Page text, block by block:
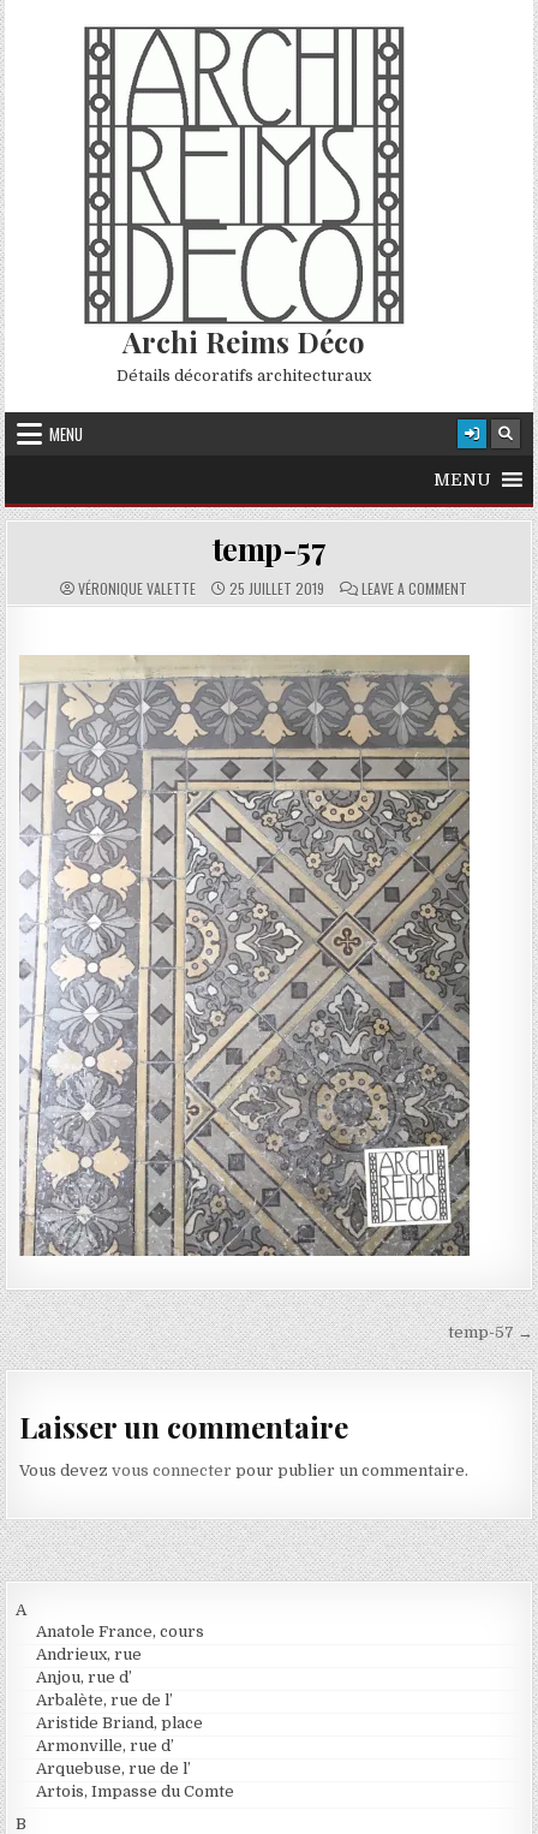
Skip to content
Archi Reims Déco
Détails décoratifs architecturaux
MENU
MENU
temp-57
AUTHOR:
VÉRONIQUE VALETTE PUBLISHED DATE:
25 JUILLET 2019 COMMENTS:
LEAVE A COMMENTON TEMP-57
Navigation de l’article temp-57 →
Laisser un commentaire
Vous devezvous connecter pour publier un commentaire.
A
Anatole France, cours
Andrieux, rue
Anjou, rue d’
Arbalète, rue de l’
Aristide Briand, place
Armonville, rue d’
Arquebuse, rue de l’
Artois, Impasse du Comte
B